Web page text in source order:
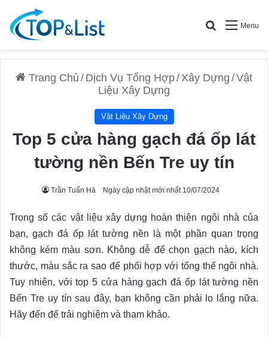
Menu
Search for
Trang Chủ / Dịch Vụ Tổng Hợp/Xây Dựng /Vật
Liệu Xây Dựng
Vật Liệu Xây Dựng
Top 5 cửa hàng gạch đá ốp lát
tường nền Bến Tre uy tín
Trần Tuấn Hà Ngày cập nhật mới nhất 10/07/2024
Trong số các vật liệu xây dựng hoàn thiện ngôi nhà của
bạn, gạch đá ốp lát tường nền là một phần quan trọng
không kém màu sơn. Không dễ để chọn gạch nào, kích
thước, màu sắc ra sao để phối hợp với tổng thể ngôi nhà.
Tuy nhiên, với top 5 cửa hàng gạch đá ốp lát tường nền
Bến Tre uy tín sau đây, bạn không cần phải lo lắng nữa.
Hãy đến để trải nghiệm và tham khảo.